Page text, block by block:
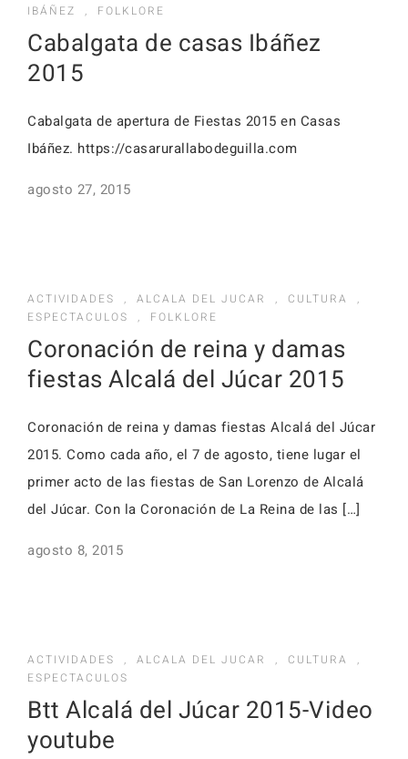
Alojamientos
IBÁÑEZ
, FOLKLORE
Cabalgata de casas Ibáñez
2015
Cabalgata de apertura de Fiestas 2015 en Casas
Ibáñez. https://casarurallabodeguilla.com
agosto 27, 2015
ACTIVIDADES , ALCALA DEL JUCAR , CULTURA
,
ESPECTACULOS
, FOLKLORE
Coronación de reina y damas
fiestas Alcalá del Júcar 2015
Coronación de reina y damas fiestas Alcalá del Júcar
2015. Como cada año, el 7 de agosto, tiene lugar el
primer acto de las fiestas de San Lorenzo de Alcalá
del Júcar. Con la Coronación de La Reina de las […]
agosto 8, 2015
ACTIVIDADES , ALCALA DEL JUCAR , CULTURA
,
ESPECTACULOS
Btt Alcalá del Júcar 2015-Video
youtube